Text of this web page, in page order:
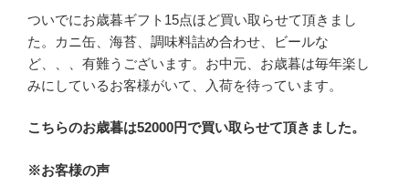
ついでにお歳暮ギフト15点ほど買い取らせて頂きまし
た。カニ缶、海苔、調味料詰め合わせ、ビールな
ど、、、有難うございます。お中元、お歳暮は毎年楽し
みにしているお客様がいて、入荷を待っています。
こちらのお歳暮は52000円で買い取らせて頂きました。
※お客様の声